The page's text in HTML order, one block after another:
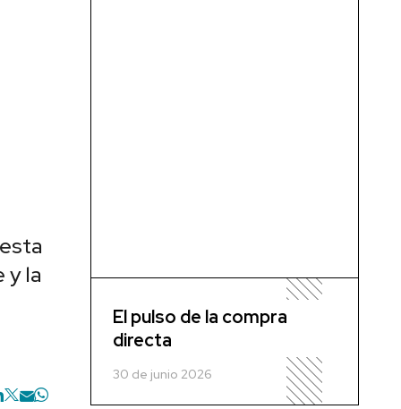
y la
El pulso de la compra
directa
30 de junio 2026